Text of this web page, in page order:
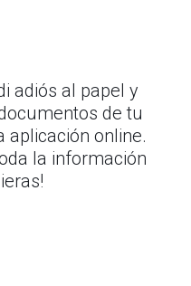
adiós al papel y
de tu
aplicación online.
la información